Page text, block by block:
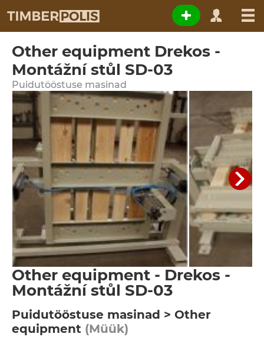
Other equipment Drekos -
Montážní stůl SD-03
Puidutööstuse masinad
Other equipment - Drekos -
Montážní stůl SD-03
Puidutööstuse masinad > Other
equipment (Müük)